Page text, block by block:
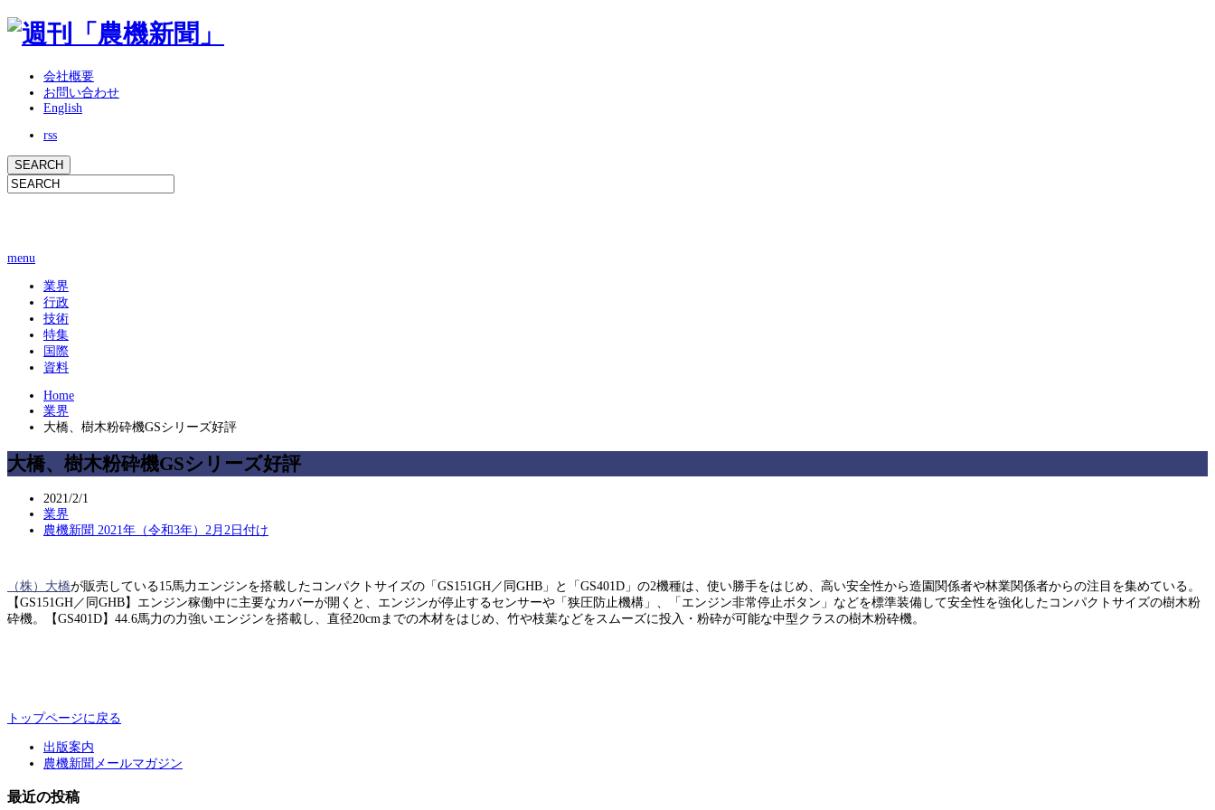
会社概要
お問い合わせ
English
rss
menu
業界
行政
技術
特集
国際
資料
Home
業界
大橋、樹木粉砕機GSシリーズ好評
大橋、樹木粉砕機GSシリーズ好評
2021/2/1
業界
農機新聞 2021年（令和3年）2月2日付け
（株）大橋が販売している15馬力エンジンを搭載したコンパクトサイズの「GS151GH／同GHB」と「GS401D」の2機種は、使い勝手をはじめ、高い安全性から造園関係者や林業関係者からの注目を集めている。
【GS151GH／同GHB】エンジン稼働中に主要なカバーが開くと、エンジンが停止するセンサーや「狭圧防止機構」、「エンジン非常停止ボタン」などを標準装備して安全性を強化したコンパクトサイズの樹木粉
砕機。【GS401D】44.6馬力の力強いエンジンを搭載し、直径20cmまでの木材をはじめ、竹や枝葉などをスムーズに投入・粉砕が可能な中型クラスの樹木粉砕機。
トップページに戻る
出版案内
農機新聞メールマガジン
最近の投稿